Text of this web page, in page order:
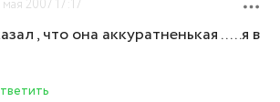
мая 2007 17:17
, что она аккуратненькая .....я в